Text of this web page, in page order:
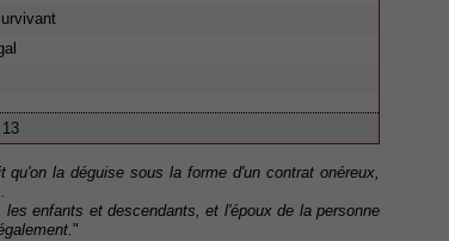
13
la déguise sous la forme d'un contrat onéreux,
enfants et descendants, et l'époux de la personne
"